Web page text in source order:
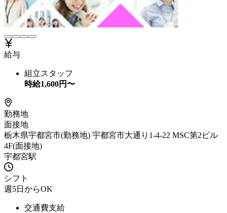
給与
組立スタッフ
時給1,600円〜
勤務地
面接地
栃木県宇都宮市(勤務地) 宇都宮市大通り1-4-22 MSC第2ビル
4F(面接地)
宇都宮駅
シフト
週5日からOK
交通費支給